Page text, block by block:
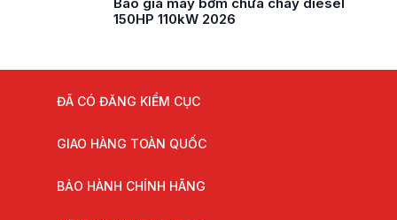
150HP 110kW 2026
ĐÃ CÓ ĐĂNG KIỂM CỤC
GIAO HÀNG TOÀN QUỐC
BẢO HÀNH CHÍNH HÃNG